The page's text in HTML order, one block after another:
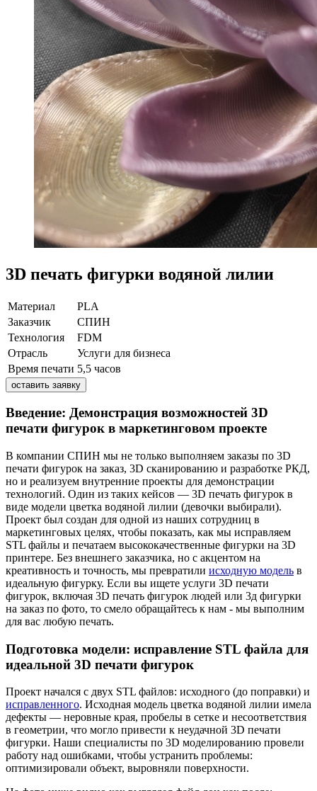
3D печать фигурки водяной лилии
Материал
PLA
Заказчик
СПИН
Технология
FDM
Отрасль
Услуги для бизнеса
Время печати 5,5 часов
оставить заявку
Введение: Демонстрация возможностей 3D
печати фигурок в маркетинговом проекте
В компании СПИН мы не только выполняем заказы по 3D
печати фигурок на заказ, 3D сканированию и разработке РКД,
но и реализуем внутренние проекты для демонстрации
технологий. Один из таких кейсов — 3D печать фигурок в
виде модели цветка водяной лилии (девочки выбирали).
Проект был создан для одной из наших сотрудниц в
маркетинговых целях, чтобы показать, как мы исправляем
STL файлы и печатаем высококачественные фигурки на 3D
принтере. Без внешнего заказчика, но с акцентом на
креативность и точность, мы превратили исходную модель в
идеальную фигурку. Если вы ищете услуги 3D печати
фигурок, включая 3D печать фигурок людей или 3д фигурки
на заказ по фото, то смело обращайтесь к нам - мы выполним
для вас любую печать.
Подготовка модели: исправление STL файла для
идеальной 3D печати фигурок
Проект начался с двух STL файлов: исходного (до поправки) и
исправленного. Исходная модель цветка водяной лилии имела
дефекты — неровные края, пробелы в сетке и несоответствия
в геометрии, что могло привести к неудачной 3D печати
фигурки. Наши специалисты по 3D моделированию провели
работу над ошибками, чтобы устранить проблемы:
оптимизировали объект, выровняли поверхности.